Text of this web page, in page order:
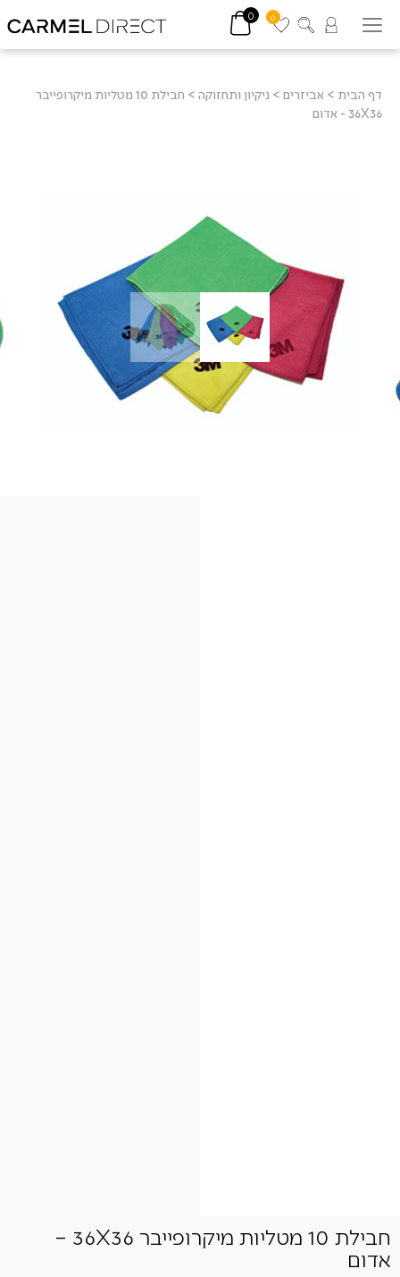
0
0
דף הבית > אביזרים > ניקיון ותחזוקה >
חבילת 10 מטליות מיקרופייבר
36X36 - אדום
חבילת 10 מטליות מיקרופייבר 36X36 –
אדום